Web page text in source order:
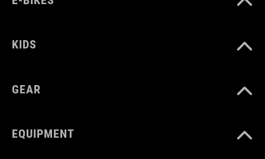
KIDS
GEAR
EQUIPMENT